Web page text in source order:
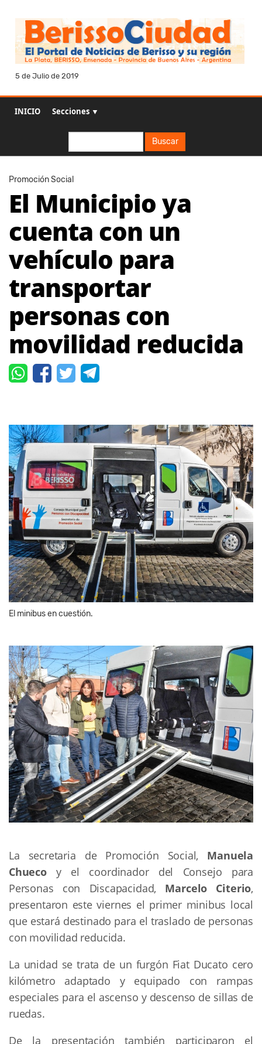
5 de Julio de 2019
INICIO Secciones ▼
Buscar
Promoción Social
El Municipio ya
cuenta con un
vehículo para
transportar
personas con
movilidad reducida
El minibus en cuestión.
La secretaria de Promoción Social, Manuela
Chuecoy el coordinador del Consejo para
Personas con Discapacidad, Marcelo Citerio,
presentaron este viernes el primer minibus local
que estará destinado para el traslado de personas
con movilidad reducida.
La unidad se trata de un furgón Fiat Ducato cero
kilómetro adaptado y equipado con rampas
especiales para el ascenso y descenso de sillas de
ruedas.
De la presentación también participaron el